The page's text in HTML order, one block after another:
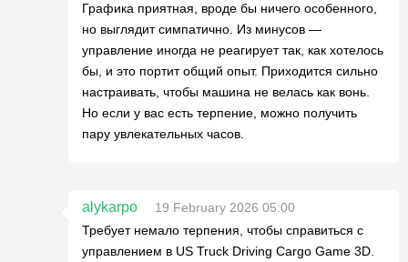
Графика приятная, вроде бы ничего особенного,
но выглядит симпатично. Из минусов —
управление иногда не реагирует так, как хотелось
бы, и это портит общий опыт. Приходится сильно
настраивать, чтобы машина не велась как вонь.
Но если у вас есть терпение, можно получить
пару увлекательных часов.
alykarpo
19 February 2026 05:00
Требует немало терпения, чтобы справиться с
управлением в US Truck Driving Cargo Game 3D.